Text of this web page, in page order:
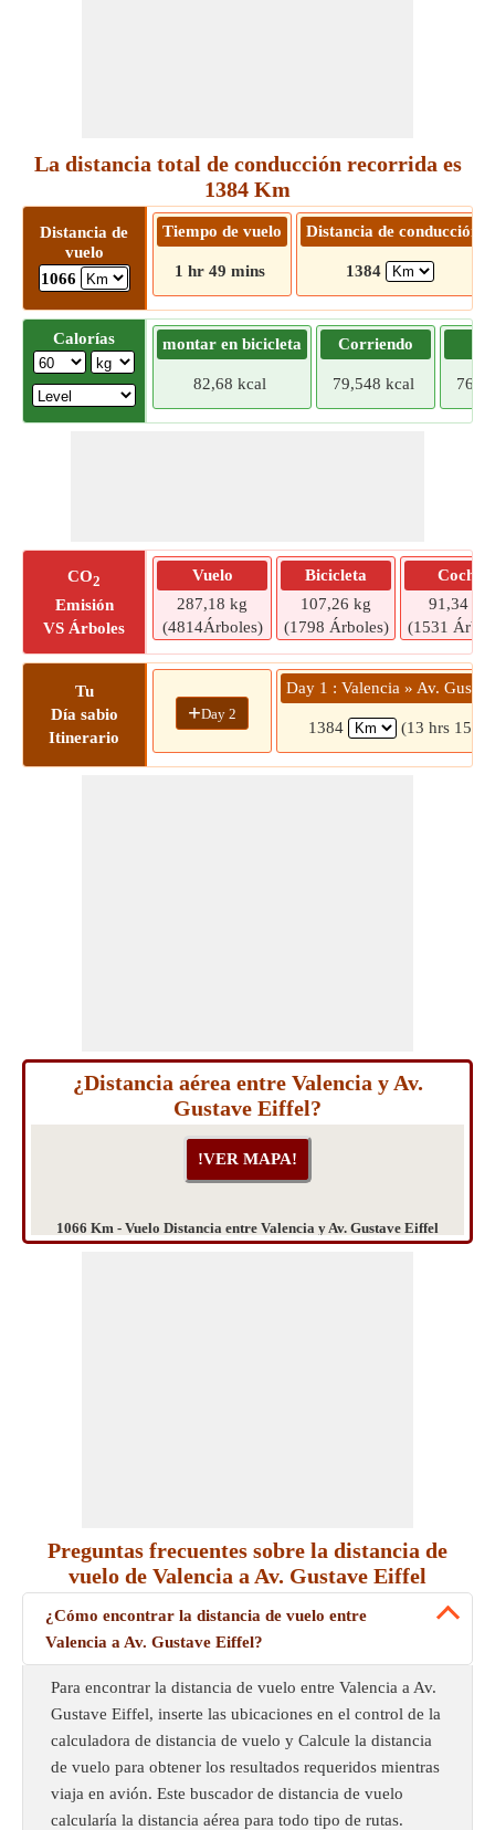
La distancia total de conducción recorrida es
1384 Km
Distancia de
vuelo
1066
Tiempo de vuelo
1 hr 49 mins
Distancia de conducción
1384
Calorías montar en bicicleta
82,68 kcal
Corriendo
79,548 kcal
CO2
Emisión
VS Árboles
Vuelo
287,18 kg
(4814Árboles)
Bicicleta
107,26 kg
(1798 Árboles)
Coche
91,34 kg
(1531
Tu
Día sabio
Itinerario
+Day 2
Day 1 : Valencia » Av.
1384 (13 hrs 15
¿Distancia aérea entre Valencia y Av.
Gustave Eiffel?
1066 Km - Vuelo Distancia entre Valencia y Av. Gustave Eiffel
Preguntas frecuentes sobre la distancia de
vuelo de Valencia a Av. Gustave Eiffel
¿Cómo encontrar la distancia de vuelo entre
Valencia a Av. Gustave Eiffel?
Para encontrar la distancia de vuelo entre Valencia a Av.
Gustave Eiffel, inserte las ubicaciones en el control de la
calculadora de distancia de vuelo y Calcule la distancia
de vuelo para obtener los resultados requeridos mientras
viaja en avión. Este buscador de distancia de vuelo
calcularía la distancia aérea para todo tipo de rutas.